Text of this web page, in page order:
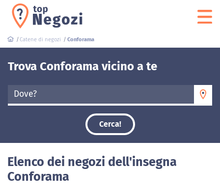
Catene di negozi Conforama
Trova Conforama vicino a te
Dove?
Cerca!
Elenco dei negozi dell'insegna
Conforama